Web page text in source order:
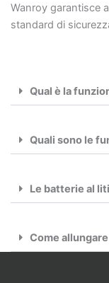
Wanroy garantisce
standard di
Qual è la
Quali sono le
Le batterie al
Come